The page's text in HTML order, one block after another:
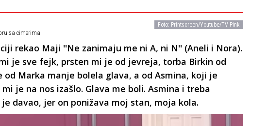
Foto: Printscreen/Youtube/TV Pink
sa cimerima
rekao Maji ''Ne zanimaju me ni A, ni N'' (Aneli i Nora).
je sve fejk, prsten mi je od jevreja, torba Birkin od
od Marka manje bolela glava, a od Asmina, koji je
je na nos izašlo. Glava me boli. Asmina i treba
davao, jer on ponižava moj stan, moja kola.